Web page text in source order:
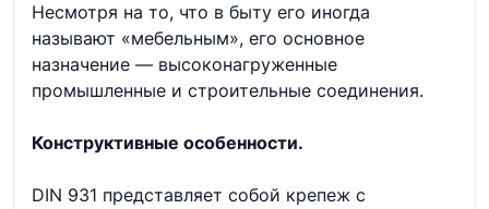
Несмотря на то, что в быту его иногда
называют «мебельным», его основное
назначение — высоконагруженные
промышленные и строительные соединения.
Конструктивные особенности.
DIN 931 представляет собой крепеж с